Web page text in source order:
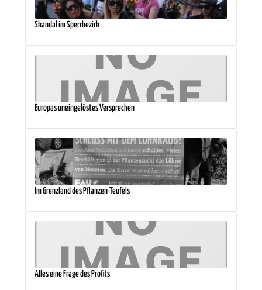
Skandal im Sperrbezirk
Europas uneingelöstes Versprechen
Im Grenzland des Pflanzen-Teufels
Alles eine Frage des Profits